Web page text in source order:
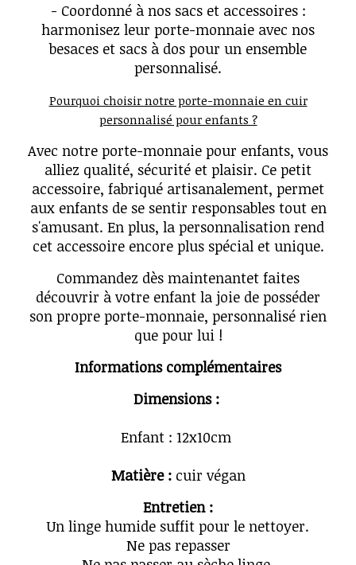
- Coordonné à nos sacs et accessoires :
harmonisez leur porte-monnaie avec nos
besaces et sacs à dos pour un ensemble
personnalisé.
Pourquoi choisir notre porte-monnaie en cuir
personnalisé pour enfants ?
Avec notre porte-monnaie pour enfants, vous
alliez qualité, sécurité et plaisir. Ce petit
accessoire, fabriqué artisanalement, permet
aux enfants de se sentir responsables tout en
s'amusant. En plus, la personnalisation rend
cet accessoire encore plus spécial et unique.
Commandez dès maintenantet faites
découvrir à votre enfant la joie de posséder
son propre porte-monnaie, personnalisé rien
que pour lui !
Informations complémentaires
Dimensions :
Enfant : 12x10cm
Matière :cuir végan
Entretien :
Un linge humide suffit pour le nettoyer.
Ne pas repasser